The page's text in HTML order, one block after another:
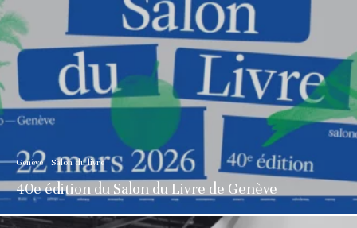
Genève Salon du livre
40e édition du Salon du Livre de Genève